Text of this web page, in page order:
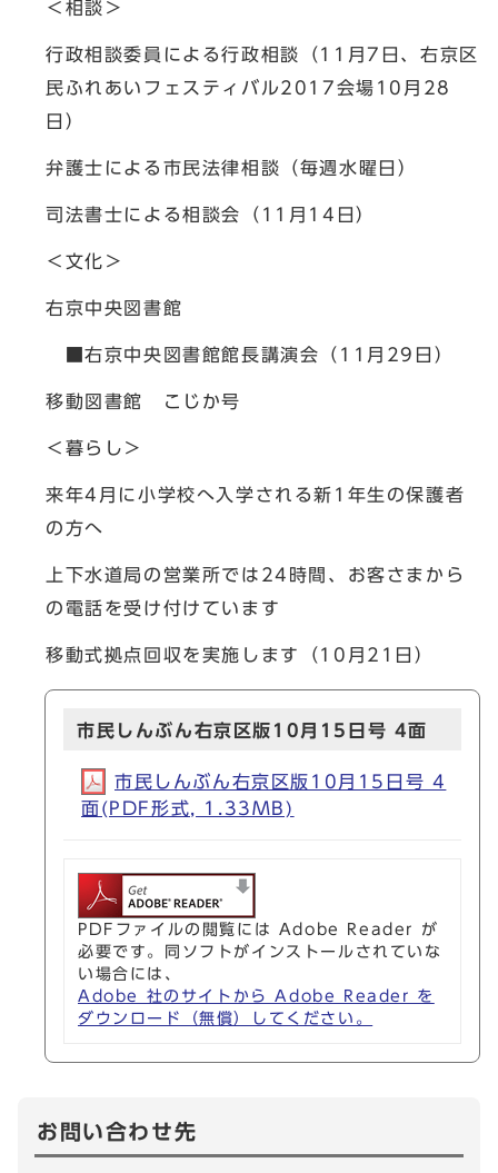
＜相談＞
行政相談委員による行政相談（11月7日、右京区
民ふれあいフェスティバル2017会場10月28
日）
弁護士による市民法律相談（毎週水曜日）
司法書士による相談会（11月14日）
＜文化＞
右京中央図書館
■右京中央図書館館長講演会（11月29日）
移動図書館 こじか号
＜暮らし＞
来年4月に小学校へ入学される新1年生の保護者
の方へ
上下水道局の営業所では24時間、お客さまから
の電話を受け付けています
移動式拠点回収を実施します（10月21日）
市民しんぶん右京区版10月15日号 4面
市民しんぶん右京区版10月15日号 4
面(PDF形式, 1.33MB)
PDFファイルの閲覧には Adobe Reader が
必要です。同ソフトがインストールされていな
い場合には、
Adobe 社のサイトから Adobe Reader を
ダウンロード（無償）してください。
お問い合わせ先